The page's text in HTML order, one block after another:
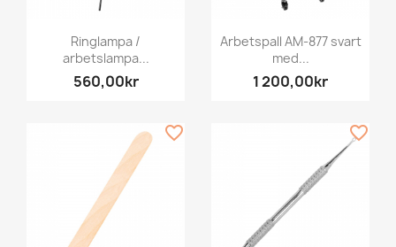
Ringlampa /
arbetslampa...
560,00kr
Arbetspall AM-877 svart
med...
1 200,00kr
favorite_border favorite_border